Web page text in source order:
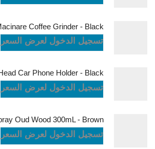
Coffee Grinder - Black
تسجيل الدخول لعرض السعر
تسجيل الدخول لعرض السعر
تسجيل الدخول لعرض السعر